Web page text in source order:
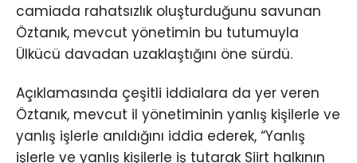
camiada rahatsızlık oluşturduğunu savunan
Öztanık, mevcut yönetimin bu tutumuyla
Ülkücü davadan uzaklaştığını öne sürdü.
Açıklamasında çeşitli iddialara da yer veren
Öztanık, mevcut il yönetiminin yanlış kişilerle ve
yanlış işlerle anıldığını iddia ederek, “Yanlış
işlerle ve yanlış kişilerle iş tutarak Siirt halkının